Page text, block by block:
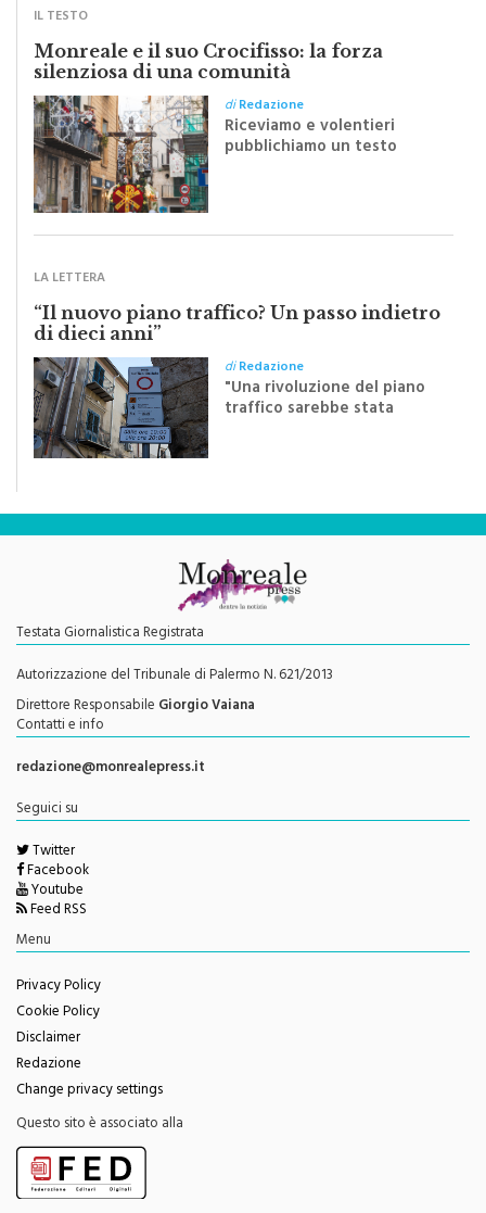
IL TESTO
Monreale e il suo Crocifisso: la forza
silenziosa di una comunità
diRedazione
Riceviamo e volentieri
Sapienza all'indomani della
LA LETTERA
“Il nuovo piano traffico? Un passo indietro
di dieci anni”
diRedazione
"Una rivoluzione del piano
Testata Giornalistica Registrata
Autorizzazione del Tribunale di Palermo N. 621/2013
Direttore ResponsabileGiorgio Vaiana
Contatti e info
redazione@monrealepress.it
Seguici su
Twitter
Facebook
Youtube
Feed RSS
Privacy Policy
Cookie Policy
Disclaimer
Redazione
Change privacy settings
Questo sito è associato alla